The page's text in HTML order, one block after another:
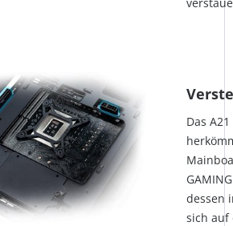
Das
dessen
sich auf